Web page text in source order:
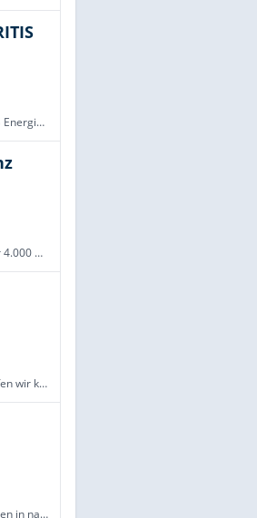
Die ZERO EMISSION LINE: Mit der innovativen ENDRESS ZERO EMISSION Line - den ENDRESS Energiespeichern - haben Sie die leise, aber leistungsstarke Lösung. Lithiumbatterien mit hohen Lade-/Entladezyklen versorgen Ihre Verbraucher zuverlässig, leise und
Abwechslungsreich, digital und fortschrittlich: So arbeiten wir in der FRICKE Gruppe. Mit über 4.000 Mitarbeitenden - verteilt auf 107 Standorte in 28 Ländern – ist unser gemeinsames Ziel, unseren Kunden hochwertige Ersatzteile, hervorragende Maschin
Mit techpilot.com – unserer digitalen Vertriebsplattform für Zulieferer und Einkäufer – schaffen wir komplette Markttransparenz. Als Grown-Up mit fast 25 Jahren Erfahrung und 35 Mitarbeitenden in unserer Zentrale in München ist es unser Ziel, optimal
Wie sieht deine perfekte Karriere aus? Wenn du danach strebst, berufliche Herausforderungen in nachhaltiger und technologisch fortschrittlicher Weise zu meistern, dann lies weiter. Unsere Mission ist es, Menschen durch innovative Finanzdienstleistung